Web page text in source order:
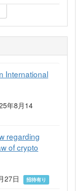
International
年8月14
regarding
of crypto
27日
招待有り